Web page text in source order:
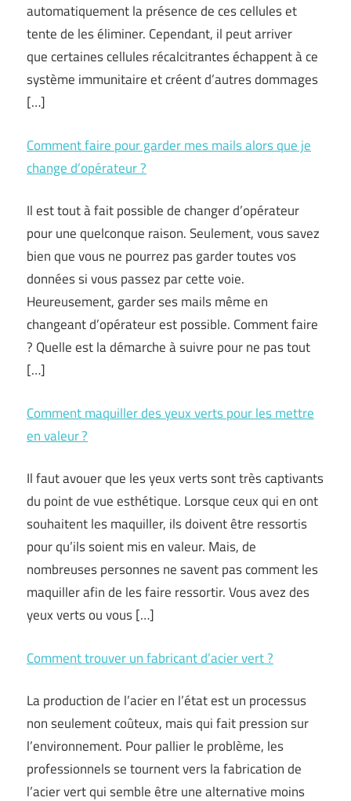
automatiquement la présence de ces cellules et
tente de les éliminer. Cependant, il peut arriver
que certaines cellules récalcitrantes échappent à ce
système immunitaire et créent d’autres dommages
[…]
Comment faire pour garder mes mails alors que je
change d’opérateur ?
Il est tout à fait possible de changer d’opérateur
pour une quelconque raison. Seulement, vous savez
bien que vous ne pourrez pas garder toutes vos
données si vous passez par cette voie.
Heureusement, garder ses mails même en
changeant d’opérateur est possible. Comment faire
? Quelle est la démarche à suivre pour ne pas tout
[…]
Comment maquiller des yeux verts pour les mettre
en valeur ?
Il faut avouer que les yeux verts sont très captivants
du point de vue esthétique. Lorsque ceux qui en ont
souhaitent les maquiller, ils doivent être ressortis
pour qu’ils soient mis en valeur. Mais, de
nombreuses personnes ne savent pas comment les
maquiller afin de les faire ressortir. Vous avez des
yeux verts ou vous […]
Comment trouver un fabricant d’acier vert ?
La production de l’acier en l’état est un processus
non seulement coûteux, mais qui fait pression sur
l’environnement. Pour pallier le problème, les
professionnels se tournent vers la fabrication de
l’acier vert qui semble être une alternative moins